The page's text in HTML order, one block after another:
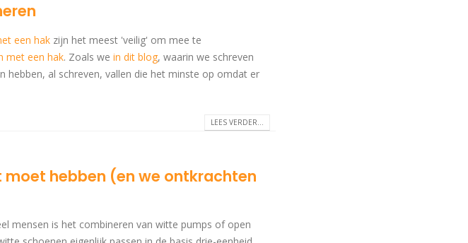
een hak zijn het meest 'veilig' om mee te
met een hak. Zoals we in dit blog, waarin we schreven
al schreven, vallen die het minste op omdat er
LEES VERDER...
hebben (en we ontkrachten
mensen is het combineren van witte pumps of open